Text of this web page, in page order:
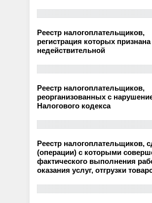
Реестр налогоплательщиков,
регистрация которых признана
недействительной
Реестр налогоплательщиков,
реорганизованных с
Налогового кодекса
Реестр налогоплательщиков,
(операции) с которыми
фактического выполнения
оказания услуг, отгрузки